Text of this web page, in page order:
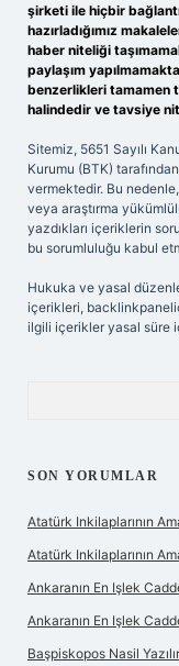
şirketi ile hiçbir
hazırladığımız
haber niteliği
paylaşım
benzerlikleri tamamen
halindedir ve tavsiye
Sitemiz, 5651 Sayılı
Kurumu (BTK)
vermektedir. Bu
veya araştırma
yazdıkları içeriklerin
bu sorumluluğu kabul
Hukuka ve yasal
içerikleri,
ilgili içerikler yasal süre
SON YORUMLAR
Atatürk Inkilaplarının
Atatürk Inkilaplarının
Ankaranın En Işlek
Ankaranın En Işlek
Başpiskopos Nasil Yazılır